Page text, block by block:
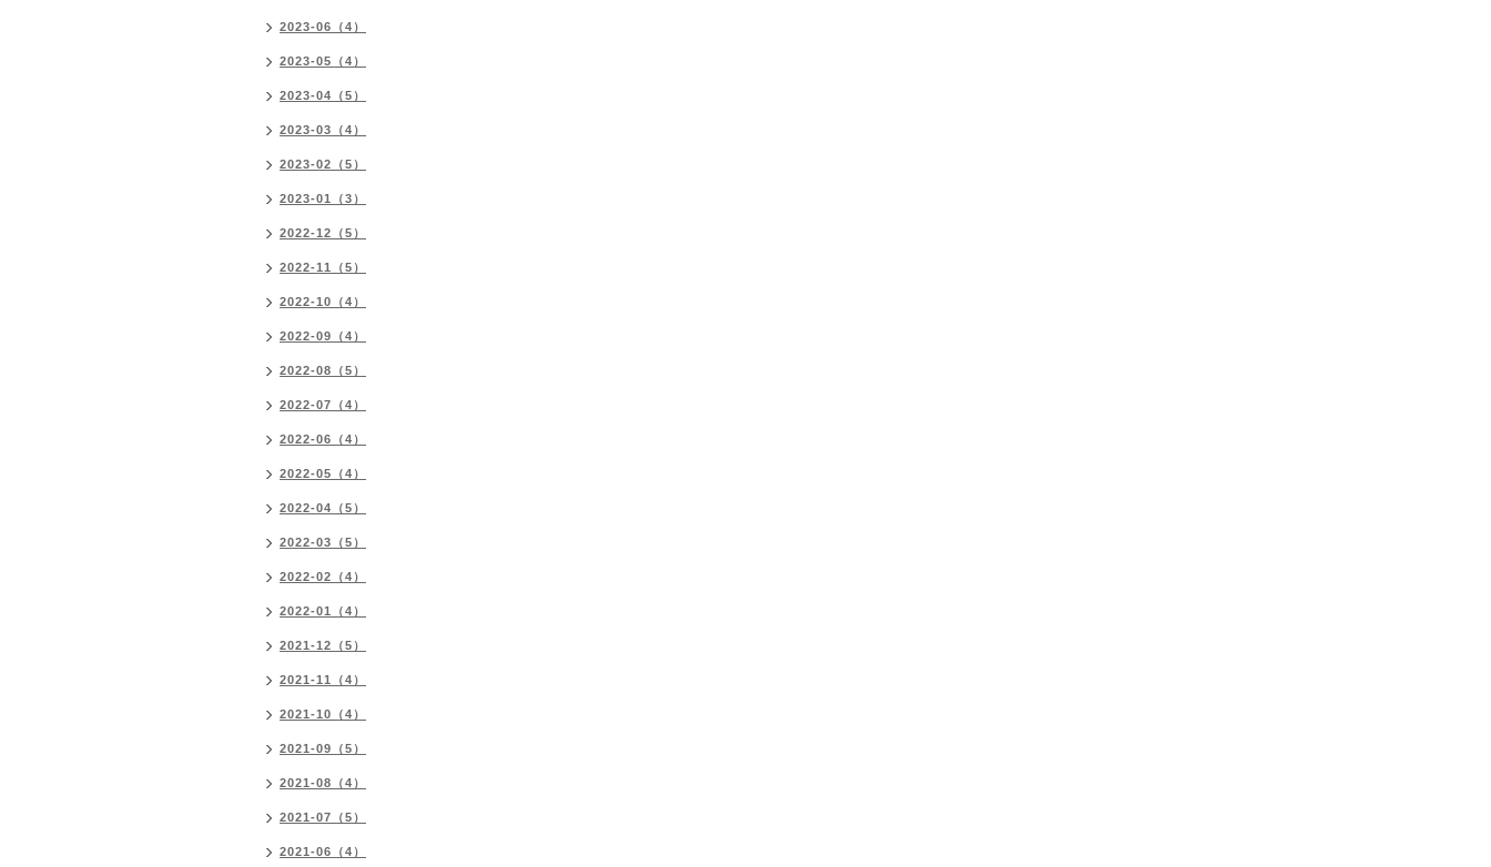
2023-06（4）
2023-05（4）
2023-04（5）
2023-03（4）
2023-02（5）
2023-01（3）
2022-12（5）
2022-11（5）
2022-10（4）
2022-09（4）
2022-08（5）
2022-07（4）
2022-06（4）
2022-05（4）
2022-04（5）
2022-03（5）
2022-02（4）
2022-01（4）
2021-12（5）
2021-11（4）
2021-10（4）
2021-09（5）
2021-08（4）
2021-07（5）
2021-06（4）